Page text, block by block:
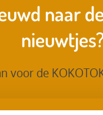
naar
voor de